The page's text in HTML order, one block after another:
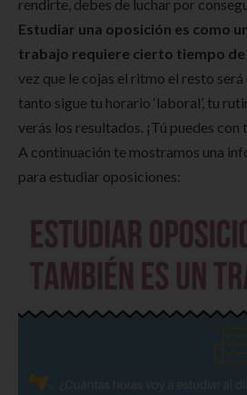
rendirte, debes de luchar por
Estudiar una oposición es como
trabajo requiere cierto tiempo
vez que le cojas el ritmo el resto
tanto sigue tu horario ‘laboral’, tu
verás los resultados. ¡Tú puedes con
A continuación te mostramos una
para estudiar oposiciones: